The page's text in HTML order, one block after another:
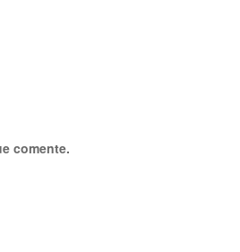
comente.